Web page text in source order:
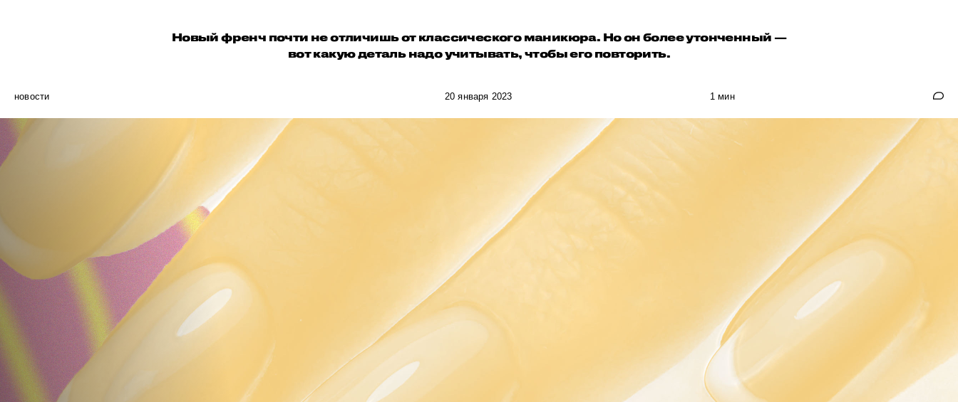
Новый френч почти не отличишь от классического маникюра. Но он более утонченный —
вот какую деталь надо учитывать, чтобы его повторить.
новости 20 января 2023 1 мин